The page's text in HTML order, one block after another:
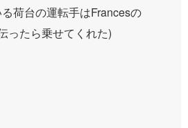
荷台の運転手はFrancesの
ったら乗せてくれた)